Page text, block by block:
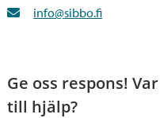
info@sibbo.fi
Ge oss respons!
till hjälp?